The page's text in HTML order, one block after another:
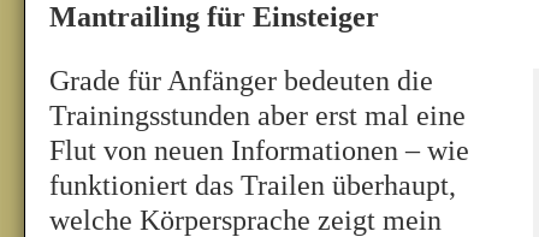
Mantrailing für Einsteiger
Grade für Anfänger bedeuten die
Trainingsstunden aber erst mal eine
Flut von neuen Informationen – wie
funktioniert das Trailen überhaupt,
welche Körpersprache zeigt mein